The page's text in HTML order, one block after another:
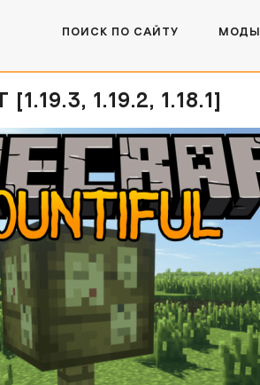
ПОИСК ПО САЙТУ МОДЫ
1.19.2, 1.18.1]